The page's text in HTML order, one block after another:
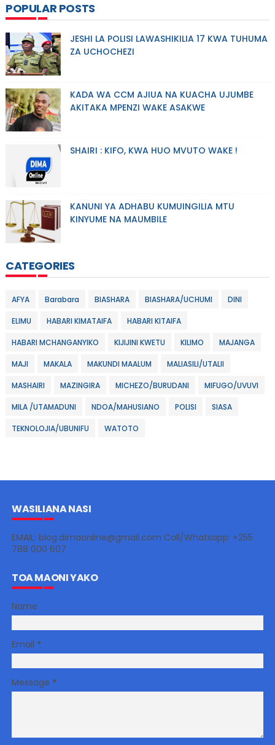
POPULAR POSTS
JESHI LA POLISI LAWASHIKILIA 17 KWA TUHUMA
ZA UCHOCHEZI
KADA WA CCM AJIUA NA KUACHA UJUMBE
AKITAKA MPENZI WAKE ASAKWE
SHAIRI : KIFO, KWA HUO MVUTO WAKE !
KANUNI YA ADHABU KUMUINGILIA MTU
KINYUME NA MAUMBILE
CATEGORIES
AFYA Barabara BIASHARA BIASHARA/UCHUMI DINI
ELIMU HABARI KIMATAIFA HABARI KITAIFA
HABARI MCHANGANYIKO KIJIJINI KWETU KILIMO MAJANGA
MAJI MAKALA MAKUNDI MAALUM MALIASILI/UTALII
MASHAIRI MAZINGIRA MICHEZO/BURUDANI MIFUGO/UVUVI
MILA /UTAMADUNI NDOA/MAHUSIANO POLISI SIASA
TEKNOLOJIA/UBUNIFU WATOTO
WASILIANA NASI
EMAIL: blog.dimaonline@gmail.com Call/Whatsapp: +255
788 000 607
TOA MAONI YAKO
Name
Email *
Message *